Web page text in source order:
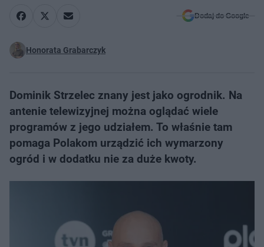
Dodaj do Google
Honorata Grabarczyk
Dominik Strzelec znany jest jako ogrodnik. Na
antenie telewizyjnej można oglądać wiele
programów z jego udziałem. To właśnie tam
pomaga Polakom urządzić ich wymarzony
ogród i w dodatku nie za duże kwoty.